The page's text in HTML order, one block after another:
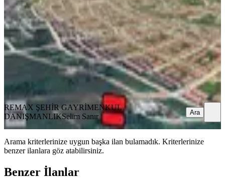
423 m²
·Doğalgaz, Parselli·12.648/m²·
25.02.2026
5.350.000 ₺
REMAX ŞEHİR GAYRİMENKUL DANIŞMANLIKSelim Sanır
REMAX ŞEHİR GAYRİMENKUL
DANIŞMANLIKSelim Sanır Ara
Arama kriterlerinize uygun başka ilan bulamadık. Kriterlerinize
benzer ilanlara göz atabilirsiniz.
Benzer İlanlar